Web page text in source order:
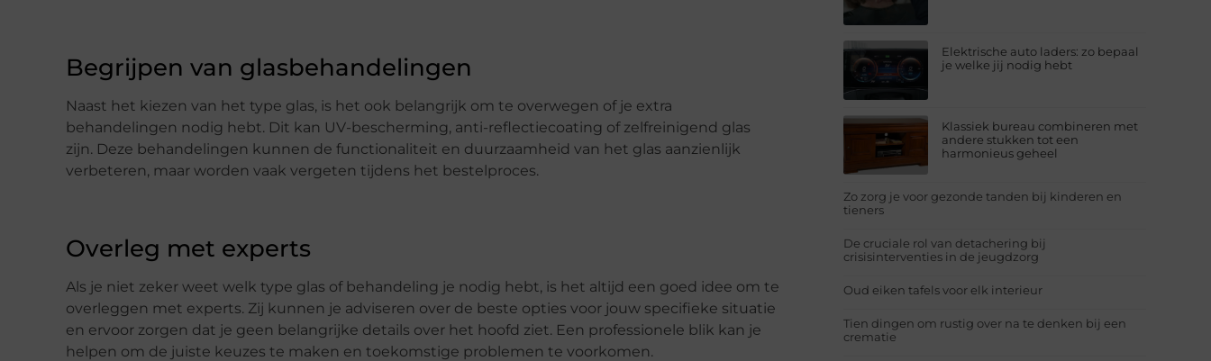
Begrijpen van glasbehandelingen
Naast het kiezen van het type glas, is het ook belangrijk om te overwegen of je extra
behandelingen nodig hebt. Dit kan UV-bescherming, anti-reflectiecoating of zelfreinigend glas
zijn. Deze behandelingen kunnen de functionaliteit en duurzaamheid van het glas aanzienlijk
verbeteren, maar worden vaak vergeten tijdens het bestelproces.
Overleg met experts
Als je niet zeker weet welk type glas of behandeling je nodig hebt, is het altijd een goed idee om te
overleggen met experts. Zij kunnen je adviseren over de beste opties voor jouw specifieke situatie
en ervoor zorgen dat je geen belangrijke details over het hoofd ziet. Een professionele blik kan je
helpen om de juiste keuzes te maken en toekomstige problemen te voorkomen.
Elektrische auto laders: zo bepaal
je welke jij nodig hebt
Klassiek bureau combineren met
andere stukken tot een
harmonieus geheel
Zo zorg je voor gezonde tanden bij kinderen en
tieners
De cruciale rol van detachering bij
crisisinterventies in de jeugdzorg
Oud eiken tafels voor elk interieur
Tien dingen om rustig over na te denken bij een
crematie